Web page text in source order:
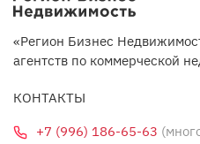
«Регион Бизнес
агентств по коммерческой
КОНТАКТЫ
+7 (996) 186-65-63